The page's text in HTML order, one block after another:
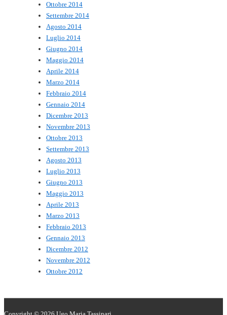
Ottobre 2014
Settembre 2014
Agosto 2014
Luglio 2014
Giugno 2014
Maggio 2014
Aprile 2014
Marzo 2014
Febbraio 2014
Gennaio 2014
Dicembre 2013
Novembre 2013
Ottobre 2013
Settembre 2013
Agosto 2013
Luglio 2013
Giugno 2013
Maggio 2013
Aprile 2013
Marzo 2013
Febbraio 2013
Gennaio 2013
Dicembre 2012
Novembre 2012
Ottobre 2012